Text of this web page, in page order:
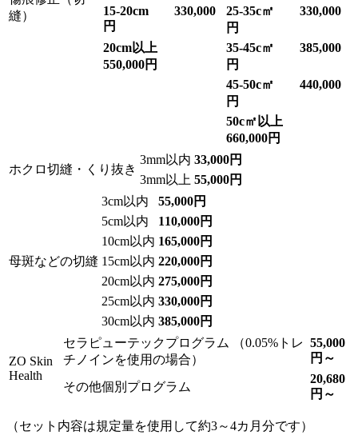
縫）
15-20cm 330,000
円
25-35c㎡ 330,000
円
20cm以上
550,000円
35-45c㎡ 385,000
円
45-50c㎡ 440,000
円
50c㎡以上
660,000円
ホクロ切縫・くり抜き
3mm以内 33,000円
3mm以上 55,000円
母斑などの切縫
3cm以内
55,000円
5cm以内
110,000円
10cm以内 165,000円
15cm以内 220,000円
20cm以内 275,000円
25cm以内 330,000円
30cm以内 385,000円
ZO Skin
Health
セラピューテックプログラム （0.05%トレ
チノインを使用の場合）
55,000
円～
その他個別プログラム
20,680
円～
（セット内容は規定量を使用して約3～4カ月分です）